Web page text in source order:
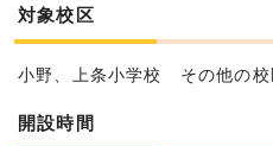
対象校区
小野、上条小学校 その他の校
開設時間